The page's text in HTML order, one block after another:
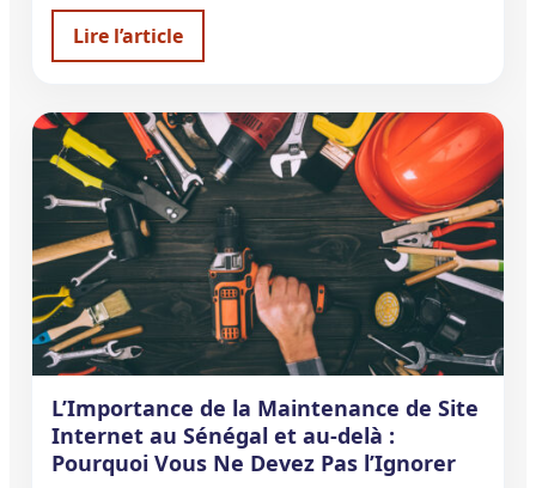
Lire l’article
L’Importance de la Maintenance de Site
Internet au Sénégal et au-delà :
Pourquoi Vous Ne Devez Pas l’Ignorer